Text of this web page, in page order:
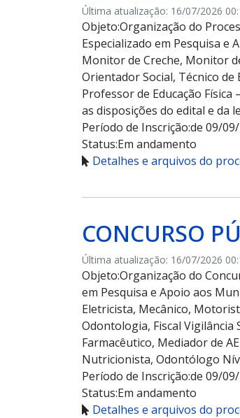
Última atualização: 16/07/2026
Objeto:Organização do
Especializado em Pesquisa e
Monitor de Creche, Monitor
Orientador Social, Técnico
Professor de Educação
as disposições do edital e da
Período de Inscrição:de 09/
Status:Em andamento
Detalhes e arquivos do
CONCURSO
Última atualização: 16/07/2026
Objeto:Organização do
em Pesquisa e Apoio aos
Eletricista, Mecânico,
Odontologia, Fiscal Vigilância
Farmacêutico, Mediador de
Nutricionista, Odontólogo
Período de Inscrição:de 09/
Status:Em andamento
Detalhes e arquivos do